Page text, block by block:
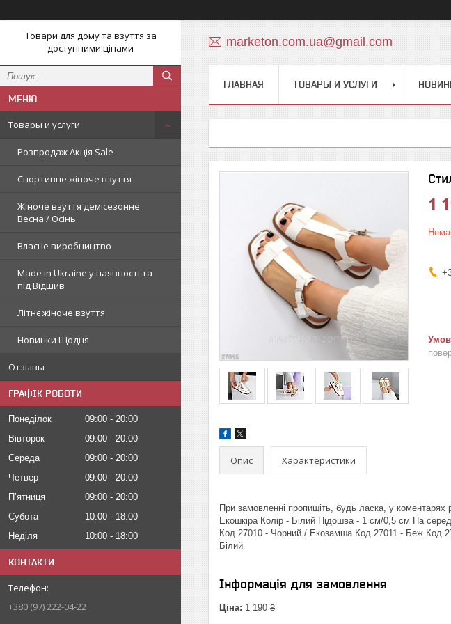
Товари для дому та взуття за
доступними цінами
Товары и услуги
Розпродаж Акція Sale
Спортивне жіноче взуття
Жіноче взуття демісезонне
Весна / Осінь
Власне виробництво
Made in Ukraine у наявності та
під Відшив
Літнє жіноче взуття
Новинки Щодня
Отзывы
ГРАФІК РОБОТИ
Понеділок 09:00
20:00
Вівторок
09:00
20:00
Середа
09:00
20:00
Четвер
09:00
20:00
Пʼятниця
09:00
20:00
Субота
10:00
18:00
Неділя
10:00 18:00
КОНТАКТИ
+380 (97) 222-04-22
marketon.com.ua@gmail.com
ГЛАВНАЯ ТОВАРЫ И УСЛУГИ
1
Опис Характеристики
При замовленні пропишіть, будь ласка, у коментарях
Екошкіра Колір - Білий Підошва - 1 см/0,5 см На
Код 27010 - Чорний / Екозамша Код 27011 - Беж Код
Білий
Інформація для замовлення
Ціна: 1 190 ₴